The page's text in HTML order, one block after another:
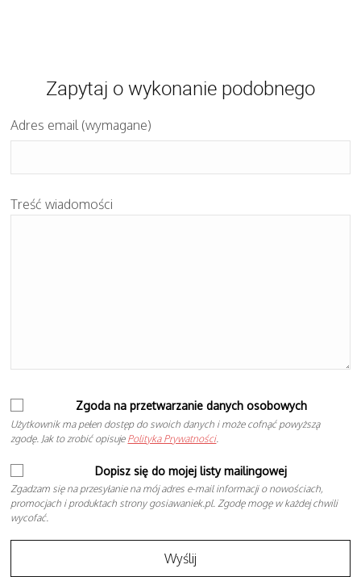
Zapytaj o wykonanie podobnego
Adres email (wymagane)
Treść wiadomości
Zgoda na przetwarzanie danych osobowych
Użytkownik ma pełen dostęp do swoich danych i może cofnąć powyższą
zgodę. Jak to zrobić opisuje Polityka Prywatności.
Dopisz się do mojej listy mailingowej
Zgadzam się na przesyłanie na mój adres e-mail informacji o nowościach,
promocjach i produktach strony gosiawaniek.pl. Zgodę mogę w każdej chwili
wycofać.